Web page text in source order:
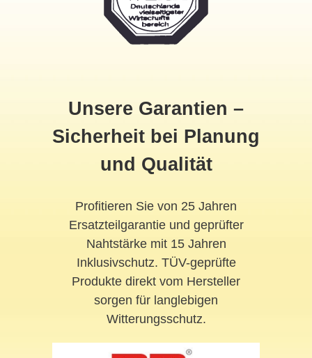
Unsere Garantien –
Sicherheit bei Planung
und Qualität
Profitieren Sie von 25 Jahren
Ersatzteilgarantie und geprüfter
Nahtstärke mit 15 Jahren
Inklusivschutz. TÜV-geprüfte
Produkte direkt vom Hersteller
sorgen für langlebigen
Witterungsschutz.